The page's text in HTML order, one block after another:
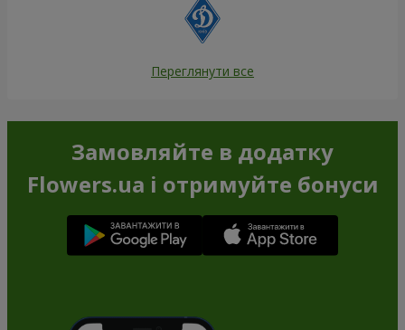
Переглянути все
Замовляйте в додатку
Flowers.ua і отримуйте бонуси